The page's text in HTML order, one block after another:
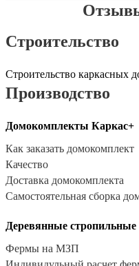
Строительство
Строительство каркасных
Производство
Домокомплекты Каркас+
Как заказать домокомплект
Качество
Доставка домокомплекта
Самостоятельная сборка
Деревянные
Фермы на МЗП